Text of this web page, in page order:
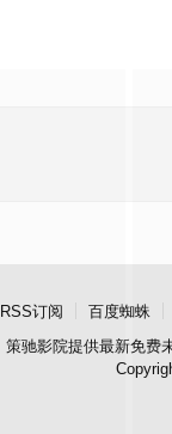
RSS订阅 百度蜘蛛
策驰影院提供最新免费